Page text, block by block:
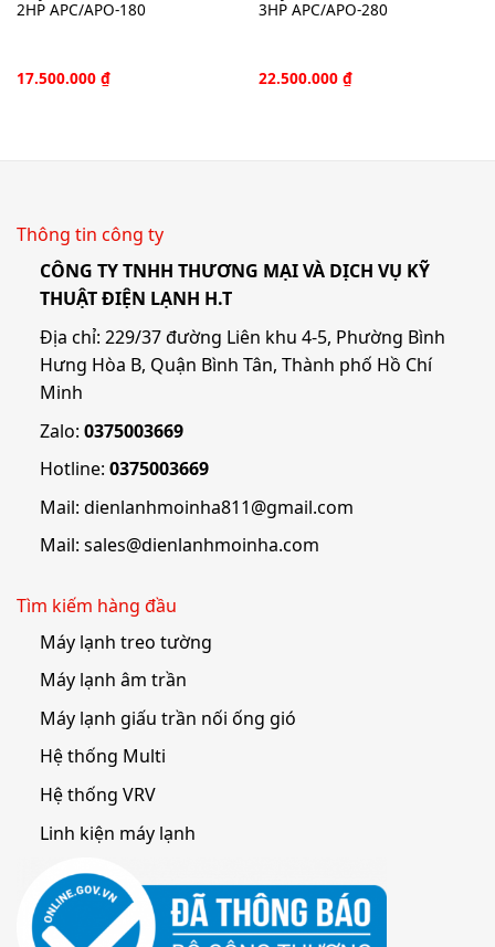
2HP APC/APO-180
17.500.000 ₫
3HP APC/APO-280
22.500.000 ₫
Thông tin công ty
CÔNG TY TNHH THƯƠNG MẠI VÀ DỊCH VỤ KỸ
THUẬT ĐIỆN LẠNH H.T
Địa chỉ: 229/37 đường Liên khu 4-5, Phường Bình
Hưng Hòa B, Quận Bình Tân, Thành phố Hồ Chí
Minh
Zalo: 0375003669
Hotline: 0375003669
Mail: dienlanhmoinha811@gmail.com
Mail: sales@dienlanhmoinha.com
Tìm kiếm hàng đầu
Máy lạnh treo tường
Máy lạnh âm trần
Máy lạnh giấu trần nối ống gió
Hệ thống Multi
Hệ thống VRV
Linh kiện máy lạnh